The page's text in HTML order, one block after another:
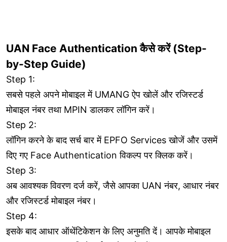
UAN Face Authentication कैसे करें (Step-
by-Step Guide)
Step 1:
सबसे पहले अपने मोबाइल में UMANG ऐप खोलें और रजिस्टर्ड
मोबाइल नंबर तथा MPIN डालकर लॉगिन करें।
Step 2:
लॉगिन करने के बाद सर्च बार में EPFO Services खोजें और उसमें
दिए गए Face Authentication विकल्प पर क्लिक करें।
Step 3:
अब आवश्यक विवरण दर्ज करें, जैसे आपका UAN नंबर, आधार नंबर
और रजिस्टर्ड मोबाइल नंबर।
Step 4:
इसके बाद आधार ऑथेंटिकेशन के लिए अनुमति दें। आपके मोबाइल